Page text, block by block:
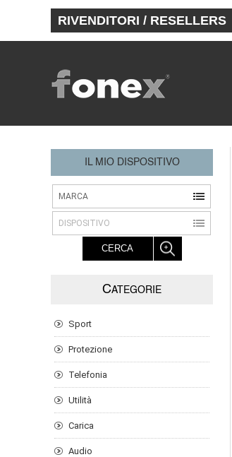
RIVENDITORI / RESELLERS
IL MIO DISPOSITIVO
MARCA
DISPOSITIVO
CERCA
CATEGORIE
Sport
Protezione
Telefonia
Utilità
Carica
Audio